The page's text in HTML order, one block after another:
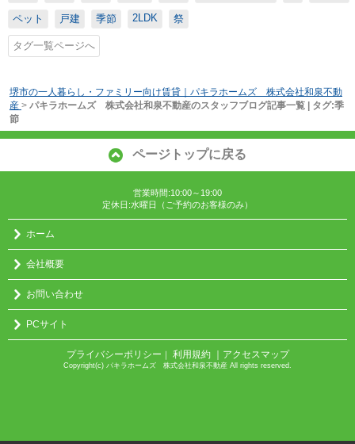
ペット 戸建 季節 2LDK 祭
タグ一覧ページへ
堺市の一人暮らし・ファミリー向け賃貸｜パキラホームズ 株式会社和泉不動
産 > パキラホームズ 株式会社和泉不動産のスタッフブログ記事一覧 | タグ:季
節
ページトップに戻る
営業時間:10:00～19:00
定休日:水曜日（ご予約のお客様のみ）
ホーム
会社概要
お問い合わせ
PCサイト
プライバシーポリシー ｜ 利用規約 ｜アクセスマップ
Copyright(c) パキラホームズ 株式会社和泉不動産 All rights reserved.